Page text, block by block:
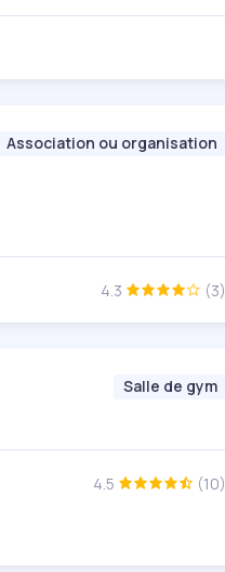
Association ou organisation
4.3 (3)
Salle de gym
4.5 (10)